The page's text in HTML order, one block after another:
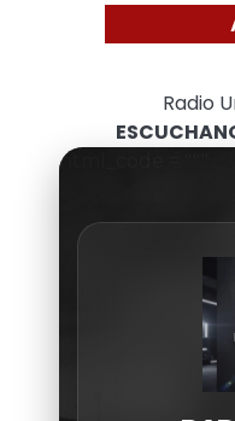
Radio